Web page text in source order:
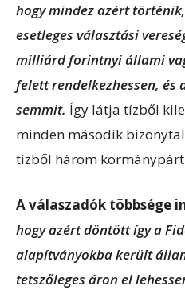
hogy mindez azért
esetleges választási
milliárd forintnyi állami
felett rendelkezhessen, és
semmit. Így látja tízből
minden második
tízből három
A válaszadók többsége
hogy azért döntött így a
alapítványokba került
tetszőleges áron el